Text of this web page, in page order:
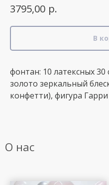
3795,00 р.
В
фонтан: 10 латексных
золото зеркальный
конфетти), фигура
О нас